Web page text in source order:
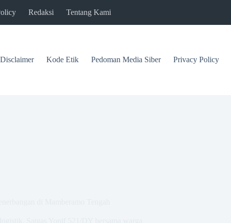
Redaksi Tentang Kami
Disclaimer Kode Etik Pedoman Media Siber Privacy Policy